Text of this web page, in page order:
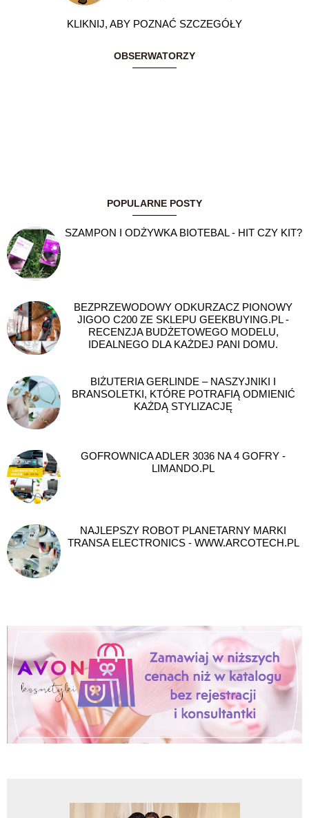
KLIKNIJ, ABY POZNAĆ SZCZEGÓŁY
OBSERWATORZY
POPULARNE POSTY
SZAMPON I ODŻYWKA BIOTEBAL - HIT CZY KIT?
BEZPRZEWODOWY ODKURZACZ PIONOWY
JIGOO C200 ZE SKLEPU GEEKBUYING.PL -
RECENZJA BUDŻETOWEGO MODELU,
IDEALNEGO DLA KAŻDEJ PANI DOMU.
BIŻUTERIA GERLINDE – NASZYJNIKI I
BRANSOLETKI, KTÓRE POTRAFIĄ ODMIENIĆ
KAŻDĄ STYLIZACJĘ
GOFROWNICA ADLER 3036 NA 4 GOFRY -
LIMANDO.PL
NAJLEPSZY ROBOT PLANETARNY MARKI
TRANSA ELECTRONICS - WWW.ARCOTECH.PL